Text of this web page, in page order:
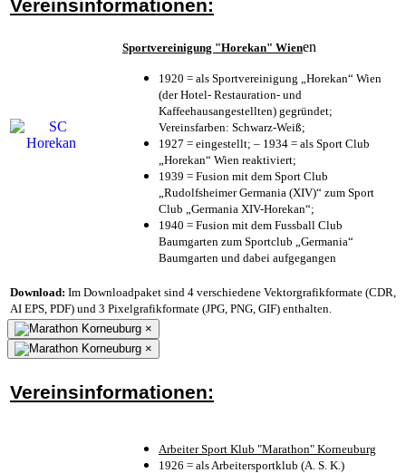
Vereinsinformationen:
Sportvereinigung "Horekan" Wienen
1920 = als Sportvereinigung „Horekan“ Wien
(der Hotel- Restauration- und
Kaffeehausangestellten) gegründet;
Vereinsfarben: Schwarz-Weiß;
1927 = eingestellt; – 1934 = als Sport Club
„Horekan“ Wien reaktiviert;
1939 = Fusion mit dem Sport Club
„Rudolfsheimer Germania (XIV)“ zum Sport
Club „Germania XIV-Horekan“;
1940 = Fusion mit dem Fussball Club
Baumgarten zum Sportclub „Germania“
Baumgarten und dabei aufgegangen
Download: Im Downloadpaket sind 4 verschiedene Vektorgrafikformate (CDR,
AI EPS, PDF) und 3 Pixelgrafikformate (JPG, PNG, GIF) enthalten.
×
×
Vereinsinformationen:
Arbeiter Sport Klub "Marathon" Korneuburg
1926 = als Arbeitersportklub (A. S. K.)